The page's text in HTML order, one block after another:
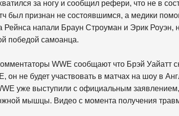
за ногу и сообщил рефери, что не в
был признан не состоявшимся, а медики
Рейнса напали Браун Строуман и Эрик Роуэн,
победой самоанца.
WWE сообщают что Брэй Уайатт
он не будет участвовать в матчах на шоу в
уже выступили с официальным
мышцы. Видео с момента получения